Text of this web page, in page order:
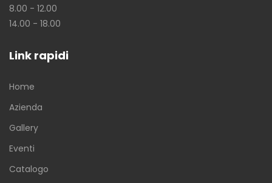
8.00 - 12.00
14.00 - 18.00
Link rapidi
Home
Azienda
Gallery
Eventi
Catalogo